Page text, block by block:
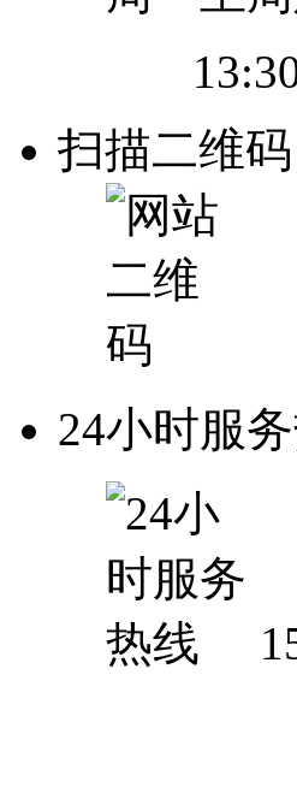
扫描二维码
24小时服